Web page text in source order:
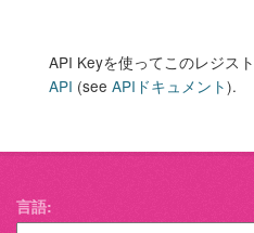
API Keyを使ってこのレジス
API (see APIドキュメント).
言語